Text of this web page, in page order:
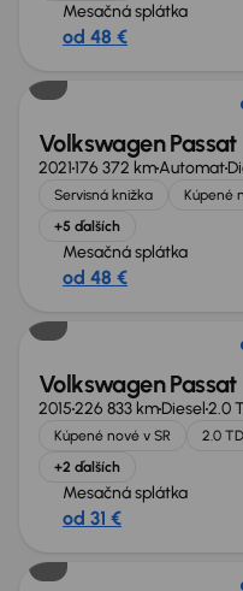
Mesačná splátka
od 48 €
Volkswagen Passat
2021176 372 kmAutomat
Servisná knižka Kúpené
+5 ďalších
Mesačná splátka
od 48 €
Volkswagen Passat
2015226 833 kmDiesel2.0
Kúpené nové v SR 2.0
+2 ďalších
Mesačná splátka
od 31 €